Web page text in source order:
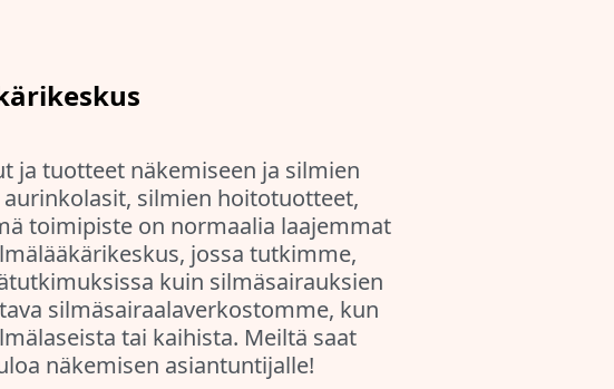
ja tuotteet näkemiseen ja silmien
silmien hoitotuotteet,
toimipiste on normaalia laajemmat
jossa tutkimme,
kuin silmäsairauksien
silmäsairaalaverkostomme, kun
tai kaihista. Meiltä saat
näkemisen asiantuntijalle!